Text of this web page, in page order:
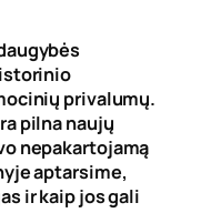
privalumų.
pilna naujų
nepakartojamą
aptarsime,
ir kaip jos gali